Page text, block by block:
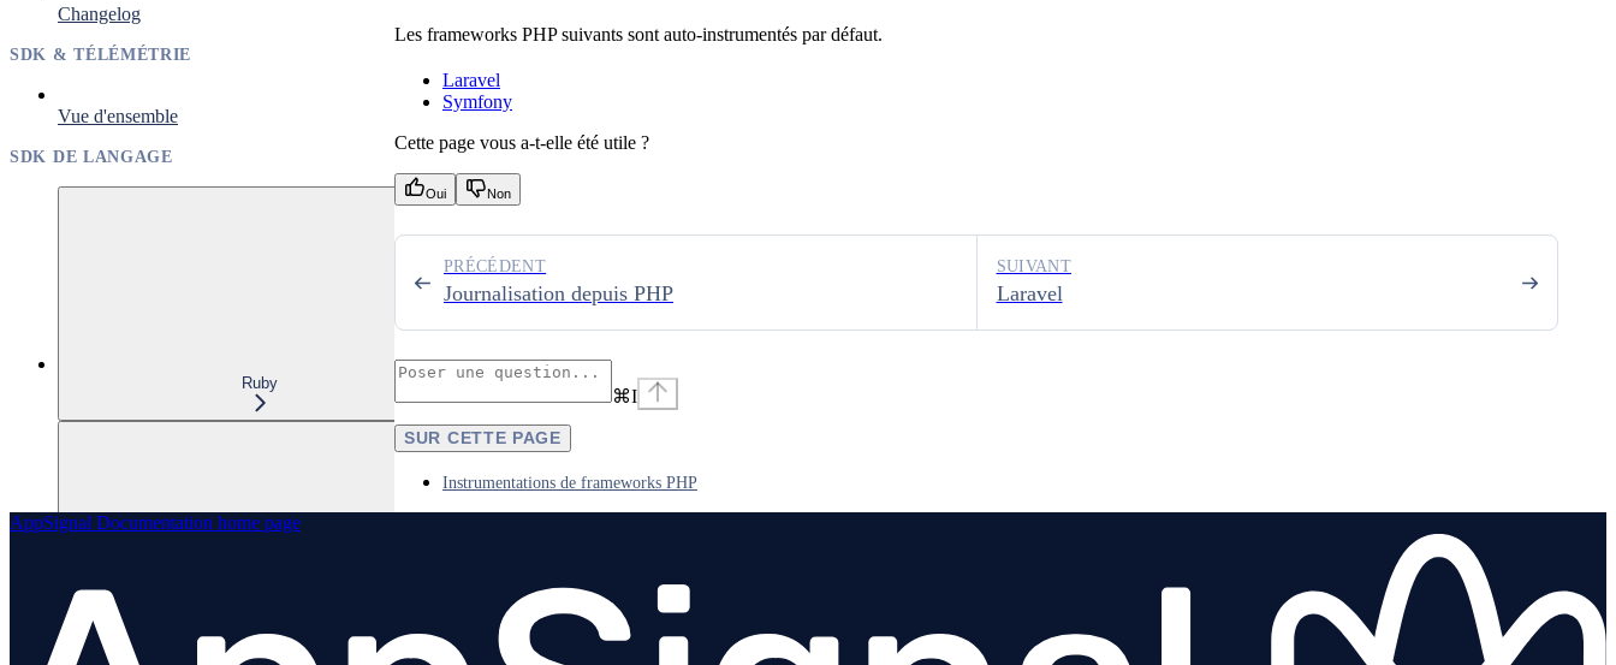
Changelog
SDK & TÉLÉMÉTRIE
Vue d'ensemble
SDK DE LANGAGE
Ruby
Les frameworks PHP suivants sont auto-instrumentés par défaut.
Laravel
Symfony
Cette page vous a-t-elle été utile ?
Oui Non
Journalisation depuis PHP
PRÉCÉDENT
Laravel
SUIVANT
⌘I
SUR CETTE PAGE
Instrumentations de frameworks PHP
AppSignal Documentation home page